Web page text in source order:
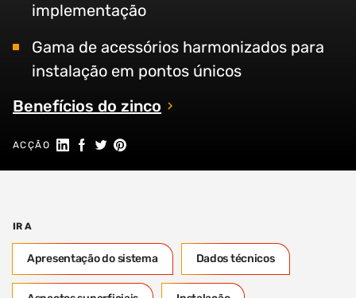
implementação
Gama de acessórios harmonizados para
instalação em pontos únicos
Benefícios do zinco
ACÇÃO Partilhar no Linkedin
Partilhar no Facebook
Partilhar no Twitter
Share on Pinterest
IR A
Apresentação do sistema Dados técnicos